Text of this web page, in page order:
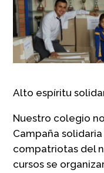
Alto espíritu
Nuestro colegio
Campaña
compatriotas del
cursos se